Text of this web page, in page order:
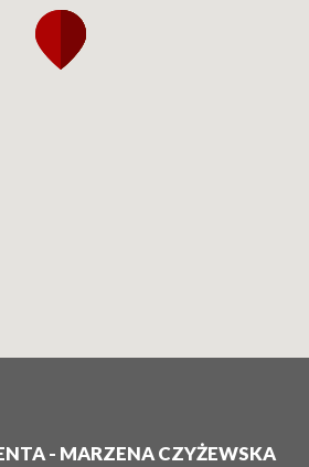
- MARZENA CZYŻEWSKA